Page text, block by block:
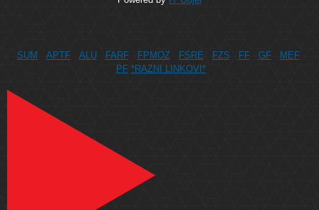
SUM APTF ALU FARF FPMOZ FSRE FZS FF GF
MEF
PF *RAZNI LINKOVI*